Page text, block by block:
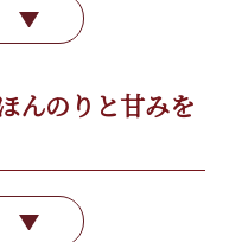
んのりと甘みを